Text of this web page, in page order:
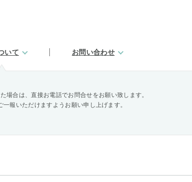
いて お問い合わせ
場合は、直接お電話でお問合せをお願い致します。
報いただけますようお願い申し上げます。